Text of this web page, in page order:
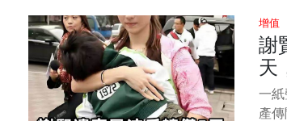
不及
當慘
傳
消
增值
謝
天
曝
一
產